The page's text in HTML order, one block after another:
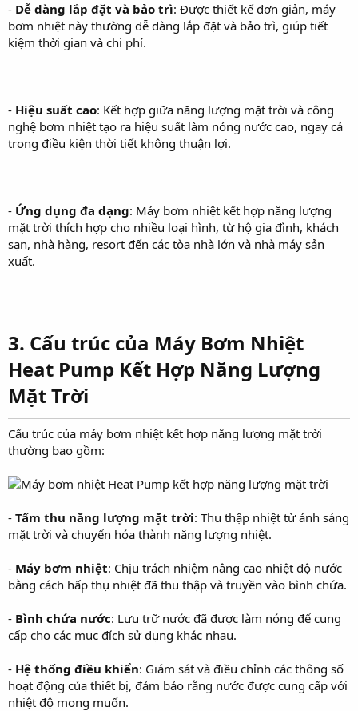
- Dễ dàng lắp đặt và bảo trì: Được thiết kế đơn giản, máy
bơm nhiệt này thường dễ dàng lắp đặt và bảo trì, giúp tiết
kiệm thời gian và chi phí.
- Hiệu suất cao: Kết hợp giữa năng lượng mặt trời và công
nghệ bơm nhiệt tạo ra hiệu suất làm nóng nước cao, ngay cả
trong điều kiện thời tiết không thuận lợi.
- Ứng dụng đa dạng: Máy bơm nhiệt kết hợp năng lượng
mặt trời thích hợp cho nhiều loại hình, từ hộ gia đình, khách
sạn, nhà hàng, resort đến các tòa nhà lớn và nhà máy sản
xuất.
3. Cấu trúc của Máy Bơm Nhiệt
Heat Pump Kết Hợp Năng Lượng
Mặt Trời
Cấu trúc của máy bơm nhiệt kết hợp năng lượng mặt trời
thường bao gồm:
- Tấm thu năng lượng mặt trời: Thu thập nhiệt từ ánh sáng
mặt trời và chuyển hóa thành năng lượng nhiệt.
- Máy bơm nhiệt: Chịu trách nhiệm nâng cao nhiệt độ nước
bằng cách hấp thụ nhiệt đã thu thập và truyền vào bình chứa.
- Bình chứa nước: Lưu trữ nước đã được làm nóng để cung
cấp cho các mục đích sử dụng khác nhau.
- Hệ thống điều khiển: Giám sát và điều chỉnh các thông số
hoạt động của thiết bị, đảm bảo rằng nước được cung cấp với
nhiệt độ mong muốn.